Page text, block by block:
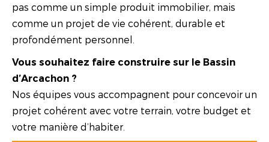
pas comme un simple produit immobilier, mais
comme un projet de vie cohérent, durable et
profondément personnel.
Vous souhaitez faire construire sur le Bassin
d’Arcachon ?
Nos équipes vous accompagnent pour concevoir un
projet cohérent avec votre terrain, votre budget et
votre manière d’habiter.